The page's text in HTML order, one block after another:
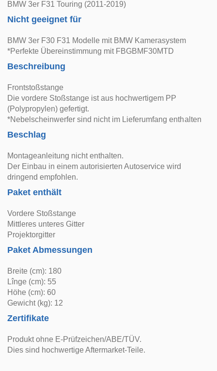
BMW 3er F31 Touring (2011-2019)
Nicht geeignet für
BMW 3er F30 F31 Modelle mit BMW Kamerasystem
*Perfekte Übereinstimmung mit FBGBMF30MTD
Beschreibung
Frontstoßstange
Die vordere Stoßstange ist aus hochwertigem PP
(Polypropylen) gefertigt.
*Nebelscheinwerfer sind nicht im Lieferumfang enthalten
Beschlag
Montageanleitung nicht enthalten.
Der Einbau in einem autorisierten Autoservice wird
dringend empfohlen.
Paket enthält
Vordere Stoßstange
Mittleres unteres Gitter
Projektorgitter
Paket Abmessungen
Breite (cm): 180
Lînge (cm): 55
Höhe (cm): 60
Gewicht (kg): 12
Zertifikate
Produkt ohne E-Prüfzeichen/ABE/TÜV.
Dies sind hochwertige Aftermarket-Teile.